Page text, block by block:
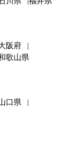
阪府
歌山県
口県